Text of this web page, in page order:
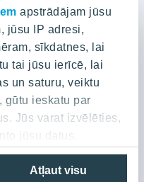
apstrādājam jūsu
jūsu IP adresi,
sīkdatnes, lai
tai jūsu ierīcē, lai
un saturu, veiktu
gūtu ieskatu par
Jūs varat izvēlēties,
Atļaut visu
Cookies